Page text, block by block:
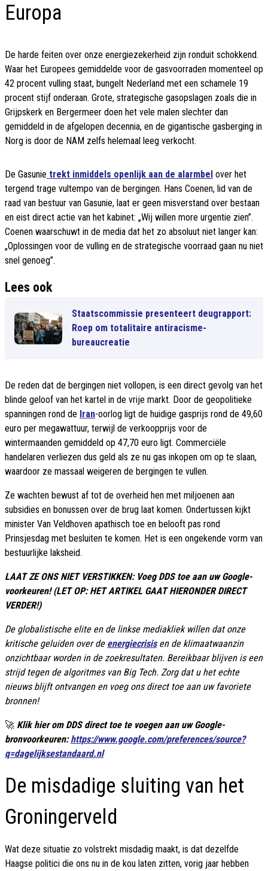
Europa
De harde feiten over onze energiezekerheid zijn ronduit schokkend.
Waar het Europees gemiddelde voor de gasvoorraden momenteel op
42 procent vulling staat, bungelt Nederland met een schamele 19
procent stijf onderaan. Grote, strategische gasopslagen zoals die in
Grijpskerk en Bergermeer doen het vele malen slechter dan
gemiddeld in de afgelopen decennia, en de gigantische gasberging in
Norg is door de NAM zelfs helemaal leeg verkocht.
De Gasunie trekt inmiddels openlijk aan de alarmbel over het
tergend trage vultempo van de bergingen. Hans Coenen, lid van de
raad van bestuur van Gasunie, laat er geen misverstand over bestaan
en eist direct actie van het kabinet: „Wij willen more urgentie zien”.
Coenen waarschuwt in de media dat het zo absoluut niet langer kan:
„Oplossingen voor de vulling en de strategische voorraad gaan nu niet
snel genoeg”.
Lees ook
Staatscommissie presenteert deugrapport:
Roep om totalitaire antiracisme-
bureaucreatie
De reden dat de bergingen niet vollopen, is een direct gevolg van het
blinde geloof van het kartel in de vrije markt. Door de geopolitieke
spanningen rond de Iran-oorlog ligt de huidige gasprijs rond de 49,60
euro per megawattuur, terwijl de verkoopprijs voor de
wintermaanden gemiddeld op 47,70 euro ligt. Commerciële
handelaren verliezen dus geld als ze nu gas inkopen om op te slaan,
waardoor ze massaal weigeren de bergingen te vullen.
Ze wachten bewust af tot de overheid hen met miljoenen aan
subsidies en bonussen over de brug laat komen. Ondertussen kijkt
minister Van Veldhoven apathisch toe en belooft pas rond
Prinsjesdag met besluiten te komen. Het is een ongekende vorm van
bestuurlijke laksheid.
LAAT ZE ONS NIET VERSTIKKEN: Voeg DDS toe aan uw Google-
voorkeuren! (LET OP: HET ARTIKEL GAAT HIERONDER DIRECT
VERDER!)
De globalistische elite en de linkse mediakliek willen dat onze
kritische geluiden over de energiecrisisen de klimaatwaanzin
onzichtbaar worden in de zoekresultaten. Bereikbaar blijven is een
strijd tegen de algoritmes van Big Tech. Zorg dat u het echte
nieuws blijft ontvangen en voeg ons direct toe aan uw favoriete
bronnen!
🚀 Klik hier om DDS direct toe te voegen aan uw Google-
bronvoorkeuren: https://www.google.com/preferences/source?
q=dagelijksestandaard.nl
De misdadige sluiting van het
Groningerveld
Wat deze situatie zo volstrekt misdadig maakt, is dat dezelfde
Haagse politici die ons nu in de kou laten zitten, vorig jaar hebben